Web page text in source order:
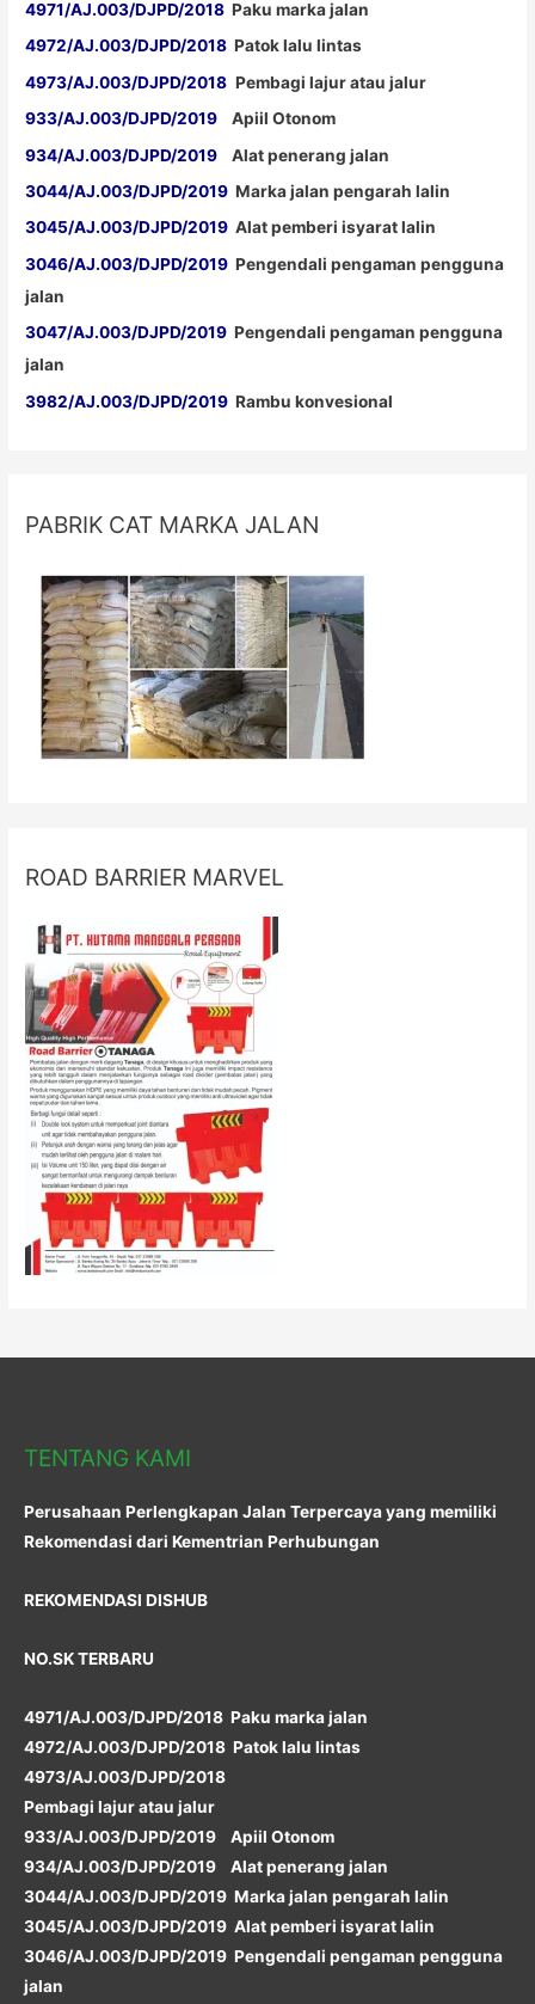
4971/AJ.003/DJPD/2018 Paku marka jalan
4972/AJ.003/DJPD/2018 Patok lalu lintas
4973/AJ.003/DJPD/2018 Pembagi lajur atau jalur
933/AJ.003/DJPD/2019 Apiil Otonom
934/AJ.003/DJPD/2019 Alat penerang jalan
3044/AJ.003/DJPD/2019 Marka jalan pengarah lalin
3045/AJ.003/DJPD/2019 Alat pemberi isyarat lalin
3046/AJ.003/DJPD/2019 Pengendali pengaman pengguna
jalan
3047/AJ.003/DJPD/2019 Pengendali pengaman pengguna
jalan
3982/AJ.003/DJPD/2019 Rambu konvesional
PABRIK CAT MARKA JALAN
ROAD BARRIER MARVEL
TENTANG KAMI
Perusahaan Perlengkapan Jalan Terpercaya yang memiliki
Rekomendasi dari Kementrian Perhubungan
REKOMENDASI DISHUB
NO.SK TERBARU
4971/AJ.003/DJPD/2018 Paku marka jalan
4972/AJ.003/DJPD/2018 Patok lalu lintas
4973/AJ.003/DJPD/2018
Pembagi lajur atau jalur
933/AJ.003/DJPD/2019 Apiil Otonom
934/AJ.003/DJPD/2019 Alat penerang jalan
3044/AJ.003/DJPD/2019 Marka jalan pengarah lalin
3045/AJ.003/DJPD/2019 Alat pemberi isyarat lalin
3046/AJ.003/DJPD/2019 Pengendali pengaman pengguna
jalan